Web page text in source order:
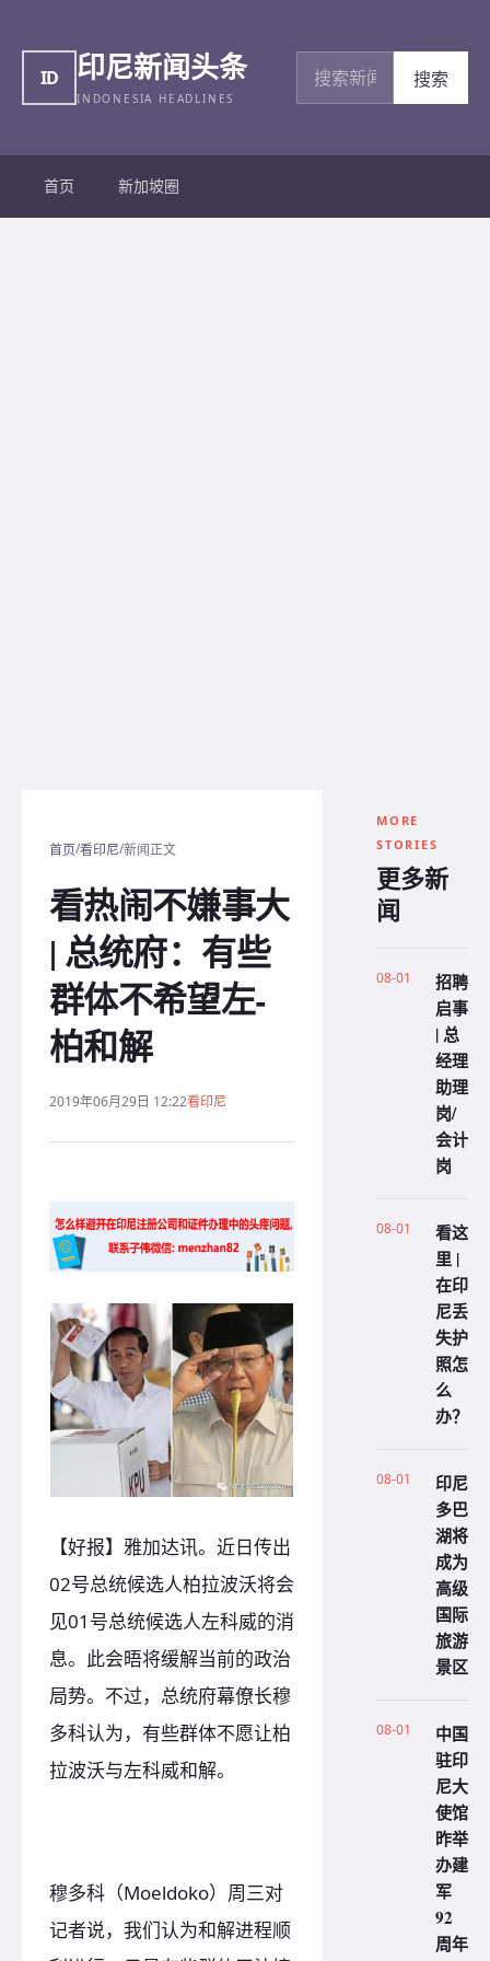
ID 印尼新闻头条
INDONESIA HEADLINES
搜索新闻
搜索
首页 新加坡圈
首页/看印尼/新闻正文
看热闹不嫌事大
| 总统府：有些
群体不希望左-
柏和解
2019年06月29日 12:22看印尼
【好报】雅加达讯。近日传出
02号总统候选人柏拉波沃将会
见01号总统候选人左科威的消
息。此会晤将缓解当前的政治
局势。不过，总统府幕僚长穆
多科认为，有些群体不愿让柏
拉波沃与左科威和解。
穆多科（Moeldoko）周三对
记者说，我们认为和解进程顺
MORE
STORIES
更多新
闻
08-01
招聘
启事
| 总
经理
助理
岗/
会计
岗
08-01
看这
里 |
在印
尼丢
失护
照怎
么
办？
08-01
印尼
多巴
湖将
成为
高级
国际
旅游
景区
08-01
中国
驻印
尼大
使馆
昨举
办建
军
92
周年